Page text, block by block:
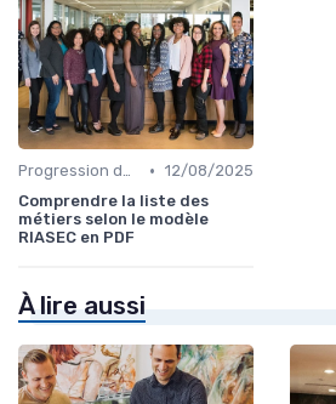
Progression de carrière en vente • 12/08/2025
Comprendre la liste des
métiers selon le modèle
RIASEC en PDF
À lire aussi